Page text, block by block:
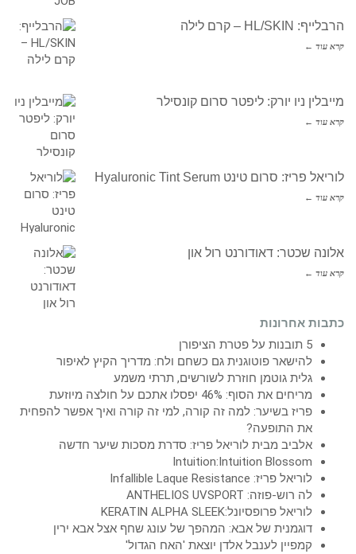
הרבלייף: HL/SKIN – קרם לילה
קרא עוד ←
מייבלין ניו יורק: ליפטר סרום קונסילר
קרא עוד ←
לוריאל פריז: סרום טינט Hyaluronic Tint Serum
קרא עוד ←
אלונה שכטר: דאודורנט רול און
קרא עוד ←
כתבות אחרונות
5 תובנות על פטרת הציפורן
להישאר פוטוגנית גם כשחם ולח: מדריך הקיץ לאיפור
גלית גוטמן חוזרת לשורשים, תרתי משמע
מריחים את הסוף: 46% יפסלו אתכם על חולצה מיוזעת
פריז בשיער: למה זה קורה, למי זה קורה ואיך אפשר להפחית
את התופעה?
אלביב מבית לוריאל פריז: סדרת מסכות שיער חדשה
Intuition:Intuition Blossom
לוריאל פריז: Infallible Laque Resistance
לה רוש-פוזה: ANTHELIOS UVSPORT
לוריאל פרופסיונל:KERATIN ALPHA SLEEK
דוגמנית של אבא: המהפך של עונג שחף אצל אבא ירין
קמפיין לענבל אלדן יוצאת 'האח הגדול'